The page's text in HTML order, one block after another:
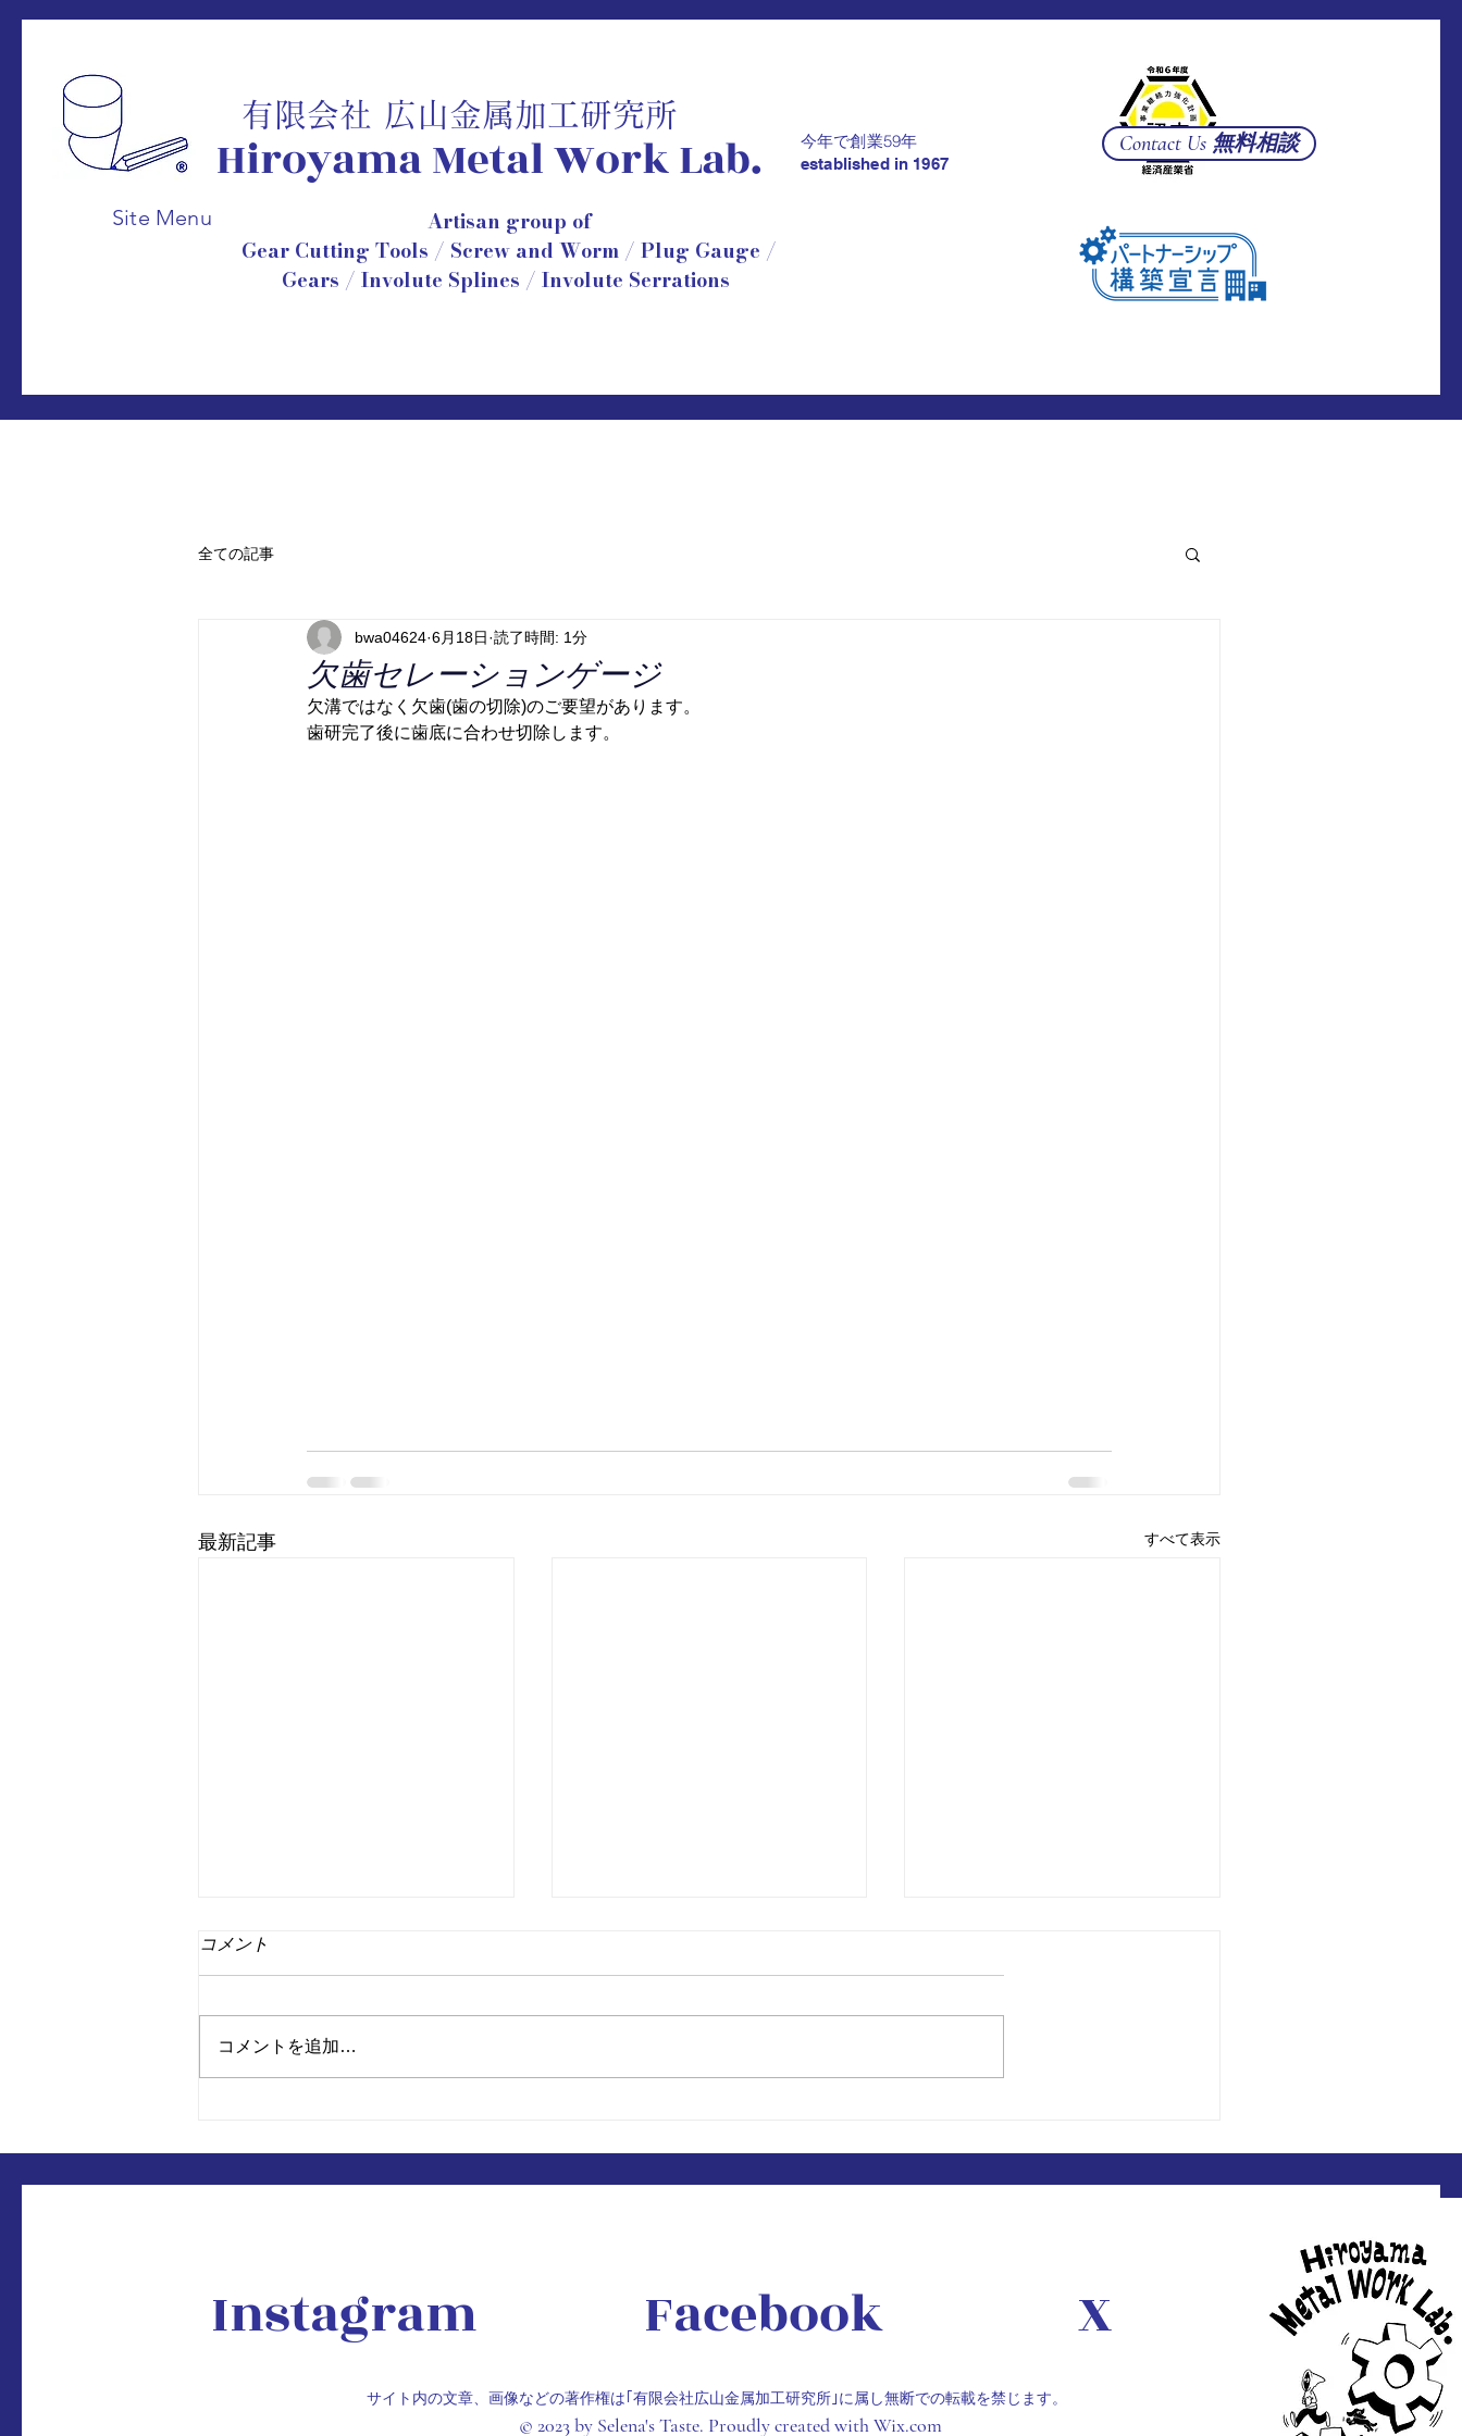
Site Menu
Contact Us 無料相談
有限会社 広山金属加工研究所
HiroyamaMetal Work Lab. 今年で創業59年
established in 1967
Artisan group of
Gear Cutting Tools / Screw and Worm / Plug Gauge /
Gears / Involute Splines / Involute Serrations
全ての記事
欠歯セレーションゲージ
bwa04624 6月18日 読了時間: 1分
欠溝ではなく欠歯(歯の切除)のご要望があります。
歯研完了後に歯底に合わせ切除します。
最新記事 すべて表示
コメント
コメントを追加…
Instagram Facebook X
​サイト内の文章、画像などの著作権は｢有限会社広山金属加工研究所｣に属し無断での転載を禁じます。
© 2023 by Selena's Taste. Proudly created withWix.com